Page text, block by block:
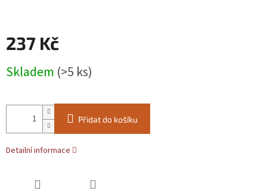
237 Kč
cena:
Skladem (>5 ks)
Přidat do košíku
Detailní informace